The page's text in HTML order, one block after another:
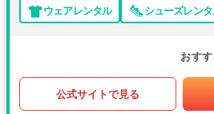
ウェアレンタル
シューズレン
おす
公式サイトで見る